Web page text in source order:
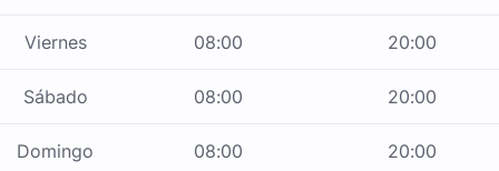
Viernes 08:00 20:00
Sábado 08:00 20:00
Domingo 08:00 20:00